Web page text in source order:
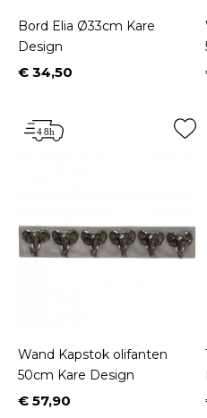
Bord Elia Ø33cm Kare
Design
Prijs
€ 34,50
Wand Kapstok olifanten
50cm Kare Design
Prijs
€ 57,90